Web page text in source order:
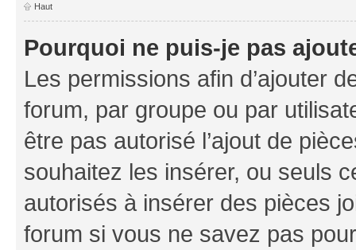
Haut
Pourquoi ne puis-je pas
Les permissions afin d’ajouter
forum, par groupe ou par
être pas autorisé l’ajout de
souhaitez les insérer, ou seuls
autorisés à insérer des pièces
forum si vous ne savez pas